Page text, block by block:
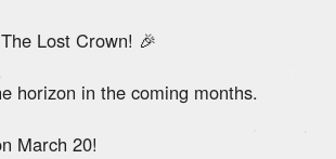
Lost Crown! 🎉
horizon in the coming months.
March 20!